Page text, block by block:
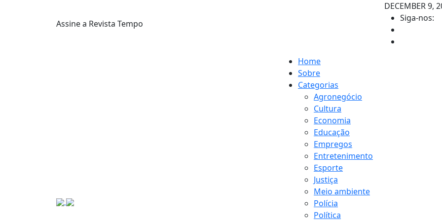
Assine a Revista Tempo
DECEMBER 9,
Siga-nos:
Home
Sobre
Categorias
Agronegócio
Cultura
Economia
Educação
Empregos
Entretenimento
Esporte
Justiça
Meio ambiente
Polícia
Política